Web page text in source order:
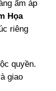
ấm áp
Họa
riêng
quyền.
giao